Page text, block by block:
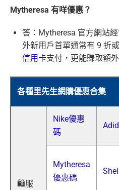
Mytheresa 有咩優惠？
答：Mytheresa 官方網站
外新用戶首單通常有 9 折
信用卡支付，更能賺取額外
各種里先生網購優惠合集
🛍️服
Nike優惠
碼
Mytheresa
優惠碼